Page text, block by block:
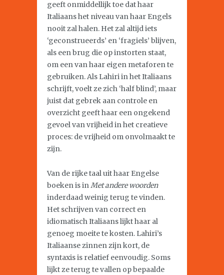
geeft onmiddellijk toe dat haar
Italiaans het niveau van haar Engels
nooit zal halen. Het zal altijd iets
‘geconstrueerds’ en ‘fragiels’ blijven,
als een brug die op instorten staat,
om een van haar eigen metaforen te
gebruiken. Als Lahiri in het Italiaans
schrijft, voelt ze zich ‘half blind’, maar
juist dat gebrek aan controle en
overzicht geeft haar een ongekend
gevoel van vrijheid in het creatieve
proces: de vrijheid om onvolmaakt te
zijn.
Van de rijke taal uit haar Engelse
boeken is inMet andere woorden
inderdaad weinig terug te vinden.
Het schrijven van correct en
idiomatisch Italiaans lijkt haar al
genoeg moeite te kosten. Lahiri’s
Italiaanse zinnen zijn kort, de
syntaxis is relatief eenvoudig. Soms
lijkt ze terug te vallen op bepaalde